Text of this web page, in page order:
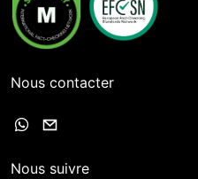
Nous contacter
Nous suivre